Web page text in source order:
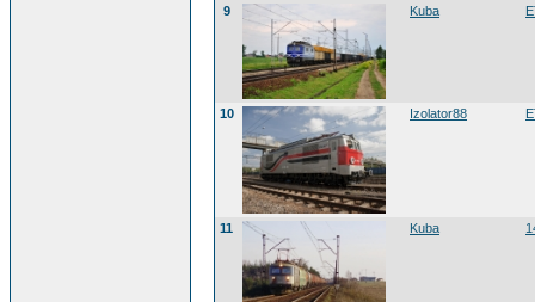
9 Kuba
10 Izolator88
11 Kuba